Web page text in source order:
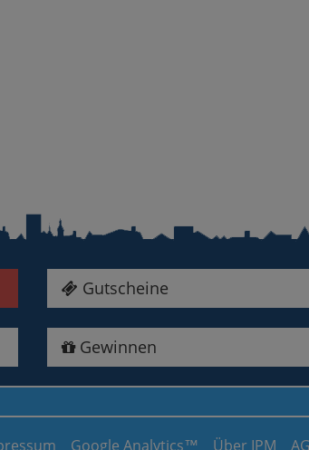
Gutscheine
Gewinnen
Google Analytics™ Über IPM